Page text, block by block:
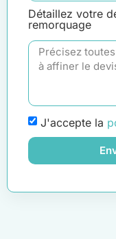
Détaillez votre
remorquage
J'accepte la